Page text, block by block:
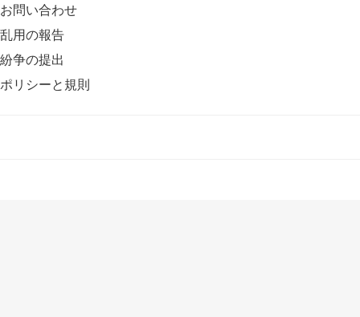
お問い合わせ
乱用の報告
紛争の提出
ポリシーと規則